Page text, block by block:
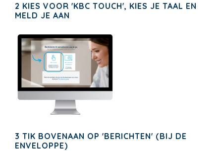
2 KIES VOOR 'KBC TOUCH', KIES JE TAAL EN
MELD JE AAN
3 TIK BOVENAAN OP 'BERICHTEN' (BIJ DE
ENVELOPPE)